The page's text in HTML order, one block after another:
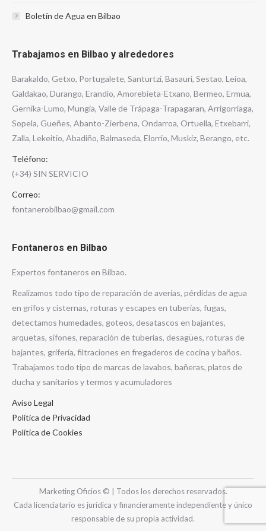
Boletín de Agua en Bilbao
Trabajamos en Bilbao y alrededores
Barakaldo, Getxo, Portugalete, Santurtzi, Basauri, Sestao, Leioa,
Galdakao, Durango, Erandio, Amorebieta-Etxano, Bermeo, Ermua,
Gernika-Lumo, Mungia, Valle de Trápaga-Trapagaran, Arrigorriaga,
Sopela, Gueñes, Abanto-Zierbena, Ondarroa, Ortuella, Etxebarri,
Zalla, Lekeitio, Abadiño, Balmaseda, Elorrio, Muskiz, Berango, etc.
Teléfono:
(+34) SIN SERVICIO
Correo:
fontanerobilbao@gmail.com
Fontaneros en Bilbao
Expertos fontaneros en Bilbao.
Realizamos todo tipo de reparación de averías, pérdidas de agua
en grifos y cisternas, roturas y escapes en tuberías, fugas,
detectamos humedades, goteos, desatascos en bajantes,
arquetas, sifones, reparación de tuberías, desagües, roturas de
bajantes, grifería, filtraciones en fregaderos de cocina y baños.
Trabajamos todo tipo de marcas de lavabos, bañeras, platos de
ducha y sanitarios y termos y acumuladores
Aviso Legal
Política de Privacidad
Política de Cookies
Marketing Oficios © | Todos los derechos reservados.
Cada licenciatario es jurídica y financieramente independiente y único
responsable de su propia actividad.